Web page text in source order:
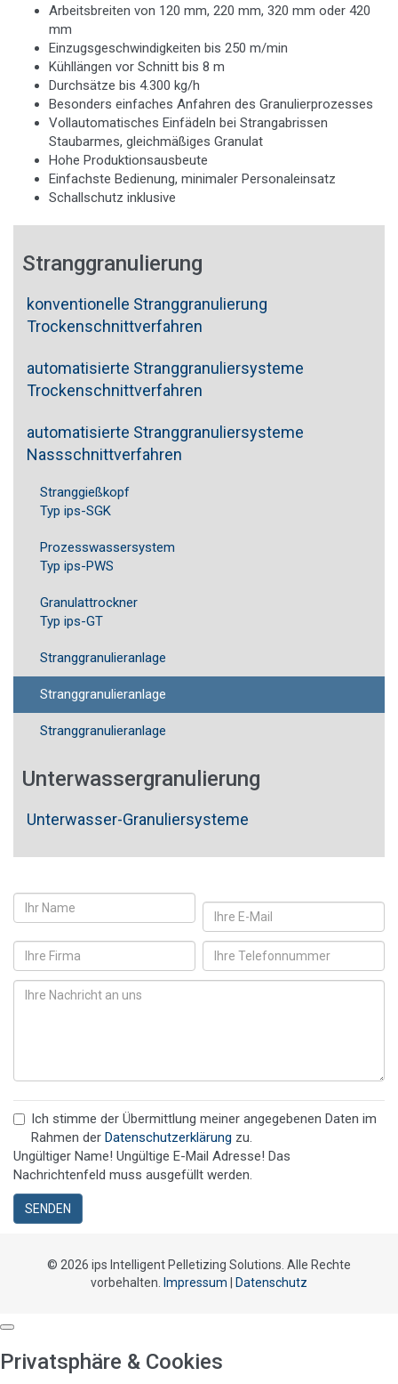
Arbeitsbreiten von 120 mm, 220 mm, 320 mm oder 420
mm
Einzugsgeschwindigkeiten bis 250 m/min
Kühllängen vor Schnitt bis 8 m
Durchsätze bis 4.300 kg/h
Besonders einfaches Anfahren des Granulierprozesses
Vollautomatisches Einfädeln bei Strangabrissen
Staubarmes, gleichmäßiges Granulat
Hohe Produktionsausbeute
Einfachste Bedienung, minimaler Personaleinsatz
Schallschutz inklusive
Stranggranulierung
konventionelle Stranggranulierung
Trockenschnittverfahren
automatisierte Stranggranuliersysteme
Trockenschnittverfahren
automatisierte Stranggranuliersysteme
Nassschnittverfahren
Stranggießkopf
Typ ips-SGK
Prozesswassersystem
Typ ips-PWS
Granulattrockner
Typ ips-GT
Stranggranulieranlage
Stranggranulieranlage
Stranggranulieranlage
Unterwasser­granulierung
Unterwasser-Granuliersysteme
Ich stimme der Übermittlung meiner angegebenen Daten im
Rahmen der Datenschutzerklärung zu.
Ungültiger Name! Ungültige E-Mail Adresse! Das
Nachrichtenfeld muss ausgefüllt werden.
SENDEN
© 2026 ips Intelligent Pelletizing Solutions. Alle Rechte
vorbehalten.
Impressum Datenschutz
Privatsphäre & Cookies